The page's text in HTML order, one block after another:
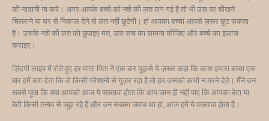
की नादानी ना करे। अगर आपके बच्चे को नशे की लत लग गई है तो भी उस पर चीखने
चिल्लाने या घर से निकाल देने से लत नहीं छूटेगी। हां आपका बच्चा आपसे ज़रूर छूट सकता
है। उसके नशे की लत को छुपाइए मत, उस सच का सामना कीजिए और बच्चे का इलाज
कराइए।
ज़िंदगी लाइव में रोते हुए हर माता पिता ने एक बार मुझसे ये ज़रूर कहा कि काश हमारा बच्चा एक
बार हमें बता देता कि वो किसी परेशानी से गुज़र रहा है तो हम उसको कभी न मरने देते। मैंने उन
सबसे पूछा कि क्या आपको आज ये पछतावा होता कि आप जान ही नहीं पाए कि आपका बेटा या
बेटी किसी तनाव से जूझ रहे हैं और उन सबका जवाब था हां, आज हमें ये पछतावा होता है।